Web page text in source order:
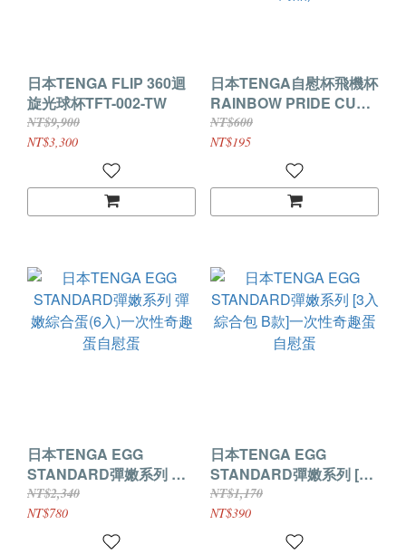
日本TENGA FLIP 360迴
旋光球杯TFT-002-TW
NT$9,900
NT$3,300
日本TENGA自慰杯飛機杯
RAINBOW PRIDE CUP
彩虹驕傲杯 23屆遊行台灣
限定款(一次性使用商品)
NT$600
NT$195
日本TENGA EGG
STANDARD彈嫩系列 彈
嫩綜合蛋(6入)一次性奇趣
蛋自慰蛋
NT$2,340
NT$780
日本TENGA EGG
STANDARD彈嫩系列 [3
入綜合包 B款]一次性奇趣
蛋自慰蛋
NT$1,170
NT$390